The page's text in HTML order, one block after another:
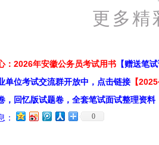
更多精
：2026年安徽公务员考试用书 【赠送笔
单位考试交流群开放中，点击链接 【
，回忆版试题卷，全套笔试面试整理资料
：
0